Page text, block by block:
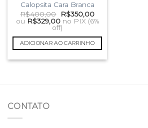
Calopsita Cara Branca
R$400,00
O
preço
original
era:
R$400,00.
R$350,00O
preço
atual
R$350,00.
ou R$329,00 no PIX (6%
off)
ADICIONAR AO CARRINHO
CONTATO